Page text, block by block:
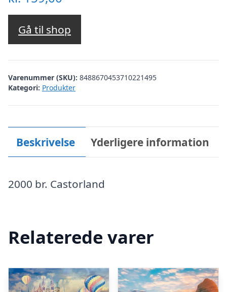
Gå til shop
Varenummer (SKU): 8488670453710221495
Kategori: Produkter
Beskrivelse Yderligere information
2000 br. Castorland
Relaterede varer